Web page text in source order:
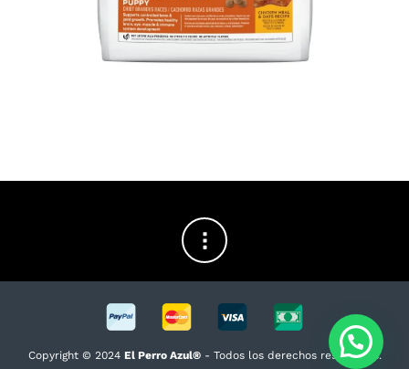
Copyright © 2024 El Perro Azul®- Todos los derechos reservados.